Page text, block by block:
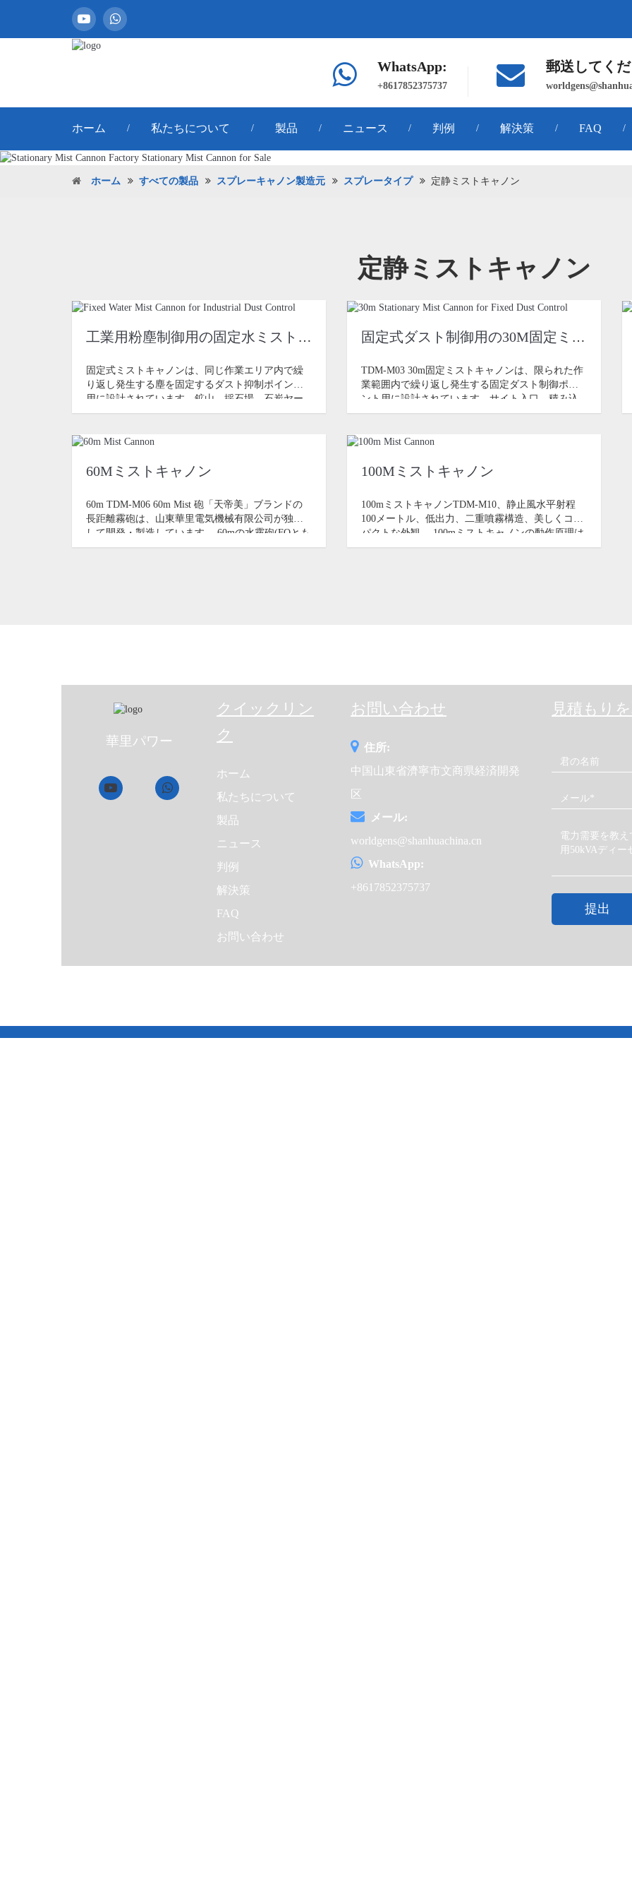
WhatsApp:
+8617852375737
郵送してく
ホーム / 私たちについて / 製品 / ニュース / 判例 / 解決策 / FAQ /
ホーム すべての製品 スプレーキャノン製造元 スプレータイプ 定静ミストキャノン
定静ミストキャノン
工業用粉塵制御用の固定水ミストキャノン
固定式ミストキャノンは、同じ作業エリア内で繰
り返し発生する塵を固定するダスト抑制ポイント
用に設計されています。鉱山、採石場、石炭ヤー
ド、資材ヤード、破砕などに実用的な解決策です
固定式ダスト制御用の30M固定ミストキャノン
TDM-M03 30m固定ミストキャノンは、限られた作
業範囲内で繰り返し発生する固定ダスト制御ポイ
ント用に設計されています。サイト入口、積み込
み地点、採石場作業エリア、解体作業場 b に適し
60Mミストキャノン
60m TDM-M06 60m Mist 砲「天帝美」ブランドの
長距離霧砲は、山東華里電気機械有限公司が独立
して開発・製造しています。 60mの水霧砲(FOとも
呼ばれる)
100Mミストキャノン
100mミストキャノンTDM-M10、静止風水平射程
100メートル、低出力、二重噴霧構造、美しくコン
パクトな外観。 100mミストキャノンの動作原理は
高圧のワットを使用することです
華里パワー
クイックリン
ク
ホーム
私たちについて
製品
ニュース
判例
解決策
FAQ
お問い合わせ
お問い合わせ
住所:
中国山東省濟寧市文商県経済開発
区
メール:
worldgens@shanhuachina.cn
WhatsApp:
+8617852375737
見積もり
提出